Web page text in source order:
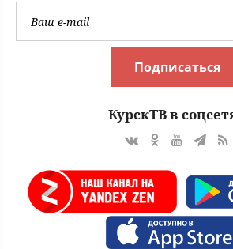
Подписаться
КурскТВ в